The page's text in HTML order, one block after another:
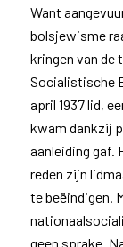
Want
bolsjewisme
kringen van de
Socialistische
april 1937 lid,
kwam dankzij
aanleiding gaf.
reden zijn
te beëindigen.
geen sprake.